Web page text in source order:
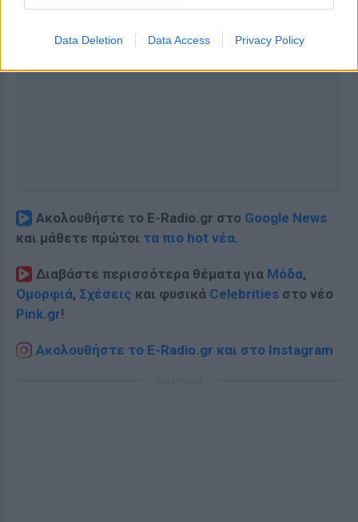
Data Deletion Data Access Privacy Policy
Ακολουθήστε το E-Radio.gr στο Google News
και μάθετε πρώτοι τα πιο hot νέα.
Διαβάστε περισσότερα θέματα για Μόδα,
Ομορφιά, Σχέσεις και φυσικά Celebrities στο νέο
Pink.gr!
Ακολουθήστε το E-Radio.gr και στο Instagram